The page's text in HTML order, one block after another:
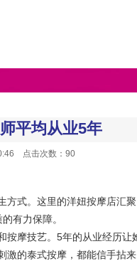
平均从业5年
点击次数：90
式。这里的洋妞按摩店汇聚
有力保障。
按摩技艺。5年的从业经历让
激的泰式按摩，都能信手拈